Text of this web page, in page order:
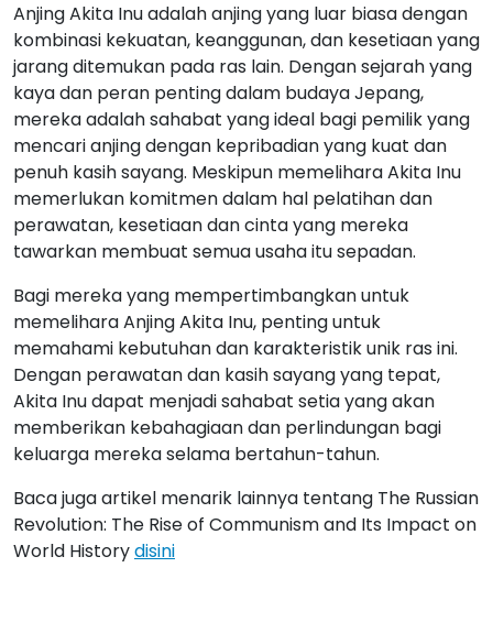
Anjing Akita Inu adalah anjing yang luar biasa dengan
kombinasi kekuatan, keanggunan, dan kesetiaan yang
jarang ditemukan pada ras lain. Dengan sejarah yang
kaya dan peran penting dalam budaya Jepang,
mereka adalah sahabat yang ideal bagi pemilik yang
mencari anjing dengan kepribadian yang kuat dan
penuh kasih sayang. Meskipun memelihara Akita Inu
memerlukan komitmen dalam hal pelatihan dan
perawatan, kesetiaan dan cinta yang mereka
tawarkan membuat semua usaha itu sepadan.
Bagi mereka yang mempertimbangkan untuk
memelihara Anjing Akita Inu, penting untuk
memahami kebutuhan dan karakteristik unik ras ini.
Dengan perawatan dan kasih sayang yang tepat,
Akita Inu dapat menjadi sahabat setia yang akan
memberikan kebahagiaan dan perlindungan bagi
keluarga mereka selama bertahun-tahun.
Baca juga artikel menarik lainnya tentang The Russian
Revolution: The Rise of Communism and Its Impact on
World Historydisini